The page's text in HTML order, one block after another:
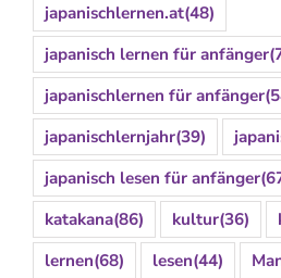
japanischlernen.at(48)
japanisch lernen für anfänger
japanischlernen für anfänger
japanischlernjahr(39)
japanisch lesen für anfänger
katakana(86) kultur(36)
lernen(68) lesen(44)